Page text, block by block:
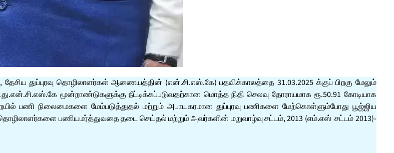
துப்புரவு தொழிலாளர்கள் ஆணையத்தின் (என்.சி.எஸ்.கே) பதவிக்காலத்தை 31.03.2025 க்குப் பிறகு மேலும்
மூன்றாண்டுகளுக்கு நீட்டிக்கப்படுவதற்கான மொத்த நிதி செலவு தோராயமாக ரூ.50.91 கோடியாக
பணி நிலைமைகளை மேம்படுத்துதல் மற்றும் அபாயகரமான துப்புரவு பணிகளை மேற்கொள்ளும்போது பூஜ்ஜிய
பணியமர்த்துவதை தடை செய்தல் மற்றும் அவர்களின் மறுவாழ்வு சட்டம், 2013 (எம்.எஸ் சட்டம் 2013)-